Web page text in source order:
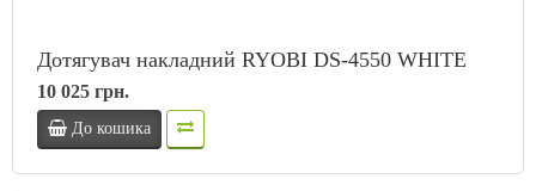
Дотягувач накладний RYOBI DS-4550 WHITE
10 025 грн.
До кошика